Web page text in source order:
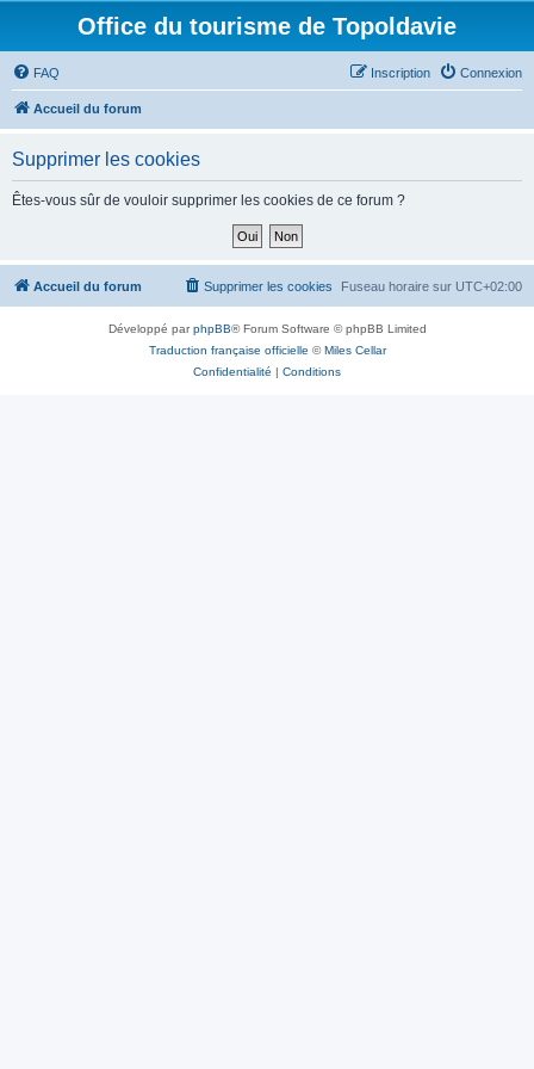
Office du tourisme de Topoldavie
FAQ Connexion
Inscription
Accueil du forum
Supprimer les cookies
Êtes-vous sûr de vouloir supprimer les cookies de ce forum ?
Accueil du forum Fuseau horaire sur UTC+02:00
Supprimer les cookies
Développé parphpBB® Forum Software © phpBB Limited
Traduction française officielle ©Miles Cellar
Confidentialité | Conditions